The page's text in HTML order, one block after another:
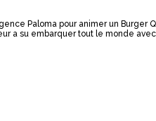
Paloma pour animer un Burger
a su embarquer tout le monde